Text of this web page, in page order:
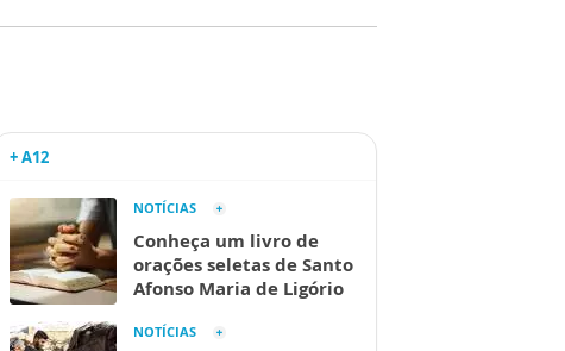
+ A12
NOTÍCIAS
Conheça um livro de
orações seletas de Santo
Afonso Maria de Ligório
NOTÍCIAS